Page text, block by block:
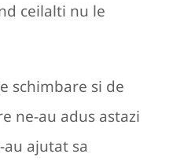
ceilalti nu le
schimbare si de
ne-au adus astazi
ajutat sa